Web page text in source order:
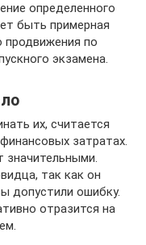
определенного
быть примерная
по
экзамена.
их, считается
затратах.
так как он
допустили ошибку.
отразится на